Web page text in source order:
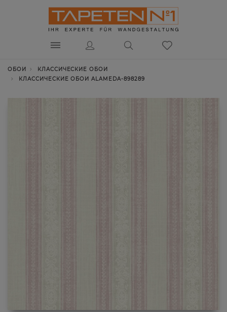
ОБОИ
КЛАССИЧЕСКИЕ ОБОИ
КЛАССИЧЕСКИЕ ОБОИ ALAMEDA-898289